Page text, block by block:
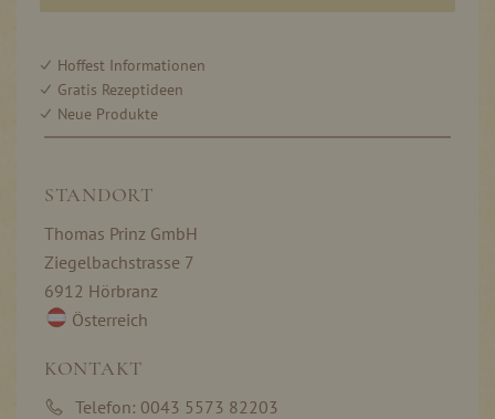
Hoffest Informationen
Gratis Rezeptideen
Neue Produkte
STANDORT
Thomas Prinz GmbH
Ziegelbachstrasse 7
6912 Hörbranz
Österreich
KONTAKT
Telefon: 0043 5573 82203